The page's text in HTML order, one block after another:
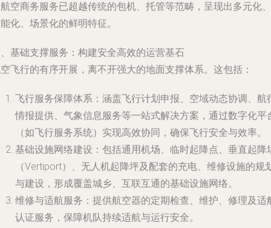
空商务服务已超越传统的包机、托管等范畴，呈现出多元化、
化、场景化的鲜明特征。
基础支撑服务：构建安全高效的运营基石
飞行的有序开展，离不开强大的地面支撑体系。这包括：
飞行服务保障体系 ：涵盖飞行计划申报、空域动态协调、航
情报提供、气象信息服务等一站式解决方案，通过数字化平
（如飞行服务系统）实现高效协同，确保飞行安全与效率。
基础设施网络建设 ：包括通用机场、临时起降点、垂直起降
（Vertiport）、无人机起降坪及配套的充电、维修设施的规
与建设，形成覆盖城乡、互联互通的基础设施网络。
维修与适航服务 ：提供航空器的定期检查、维护、修理及适
认证服务，保障机队持续适航与运行安全。